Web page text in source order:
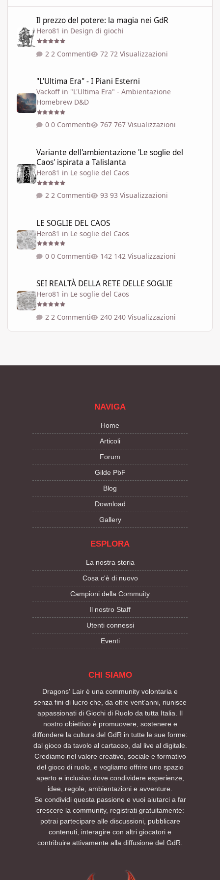
Il prezzo del potere: la magia nei GdR
Hero81 in Design di giochi
2 Commenti 72 Visualizzazioni
"L'Ultima Era" - I Piani Esterni
Vackoff in "L'Ultima Era" - Ambientazione
Homebrew D&D
0 Commenti 767 Visualizzazioni
Variante dell'ambientazione 'Le soglie del
Caos' ispirata a Talislanta
Hero81 in Le soglie del Caos
2 Commenti 93 Visualizzazioni
LE SOGLIE DEL CAOS
Hero81 in Le soglie del Caos
0 Commenti 142 Visualizzazioni
SEI REALTÀ DELLA RETE DELLE SOGLIE
Hero81 in Le soglie del Caos
2 Commenti 240 Visualizzazioni
NAVIGA
Home
Articoli
Forum
Gilde PbF
Blog
Download
Gallery
ESPLORA
La nostra storia
Cosa c'è di nuovo
Campioni della Commuity
Il nostro Staff
Utenti connessi
Eventi
CHI SIAMO
Dragons' Lair è una community volontaria e
senza fini di lucro che, da oltre vent’anni, riunisce
appassionati di Giochi di Ruolo da tutta Italia. Il
nostro obiettivo è promuovere, sostenere e
diffondere la cultura del GdR in tutte le sue forme:
dal gioco da tavolo al cartaceo, dal live al digitale.
Crediamo nel valore creativo, sociale e formativo
del gioco di ruolo, e vogliamo offrire uno spazio
aperto e inclusivo dove condividere esperienze,
idee, regole, ambientazioni e avventure.
Se condividi questa passione e vuoi aiutarci a far
crescere la community, registrati gratuitamente:
potrai partecipare alle discussioni, pubblicare
contenuti, interagire con altri giocatori e
contribuire attivamente alla diffusione del GdR.